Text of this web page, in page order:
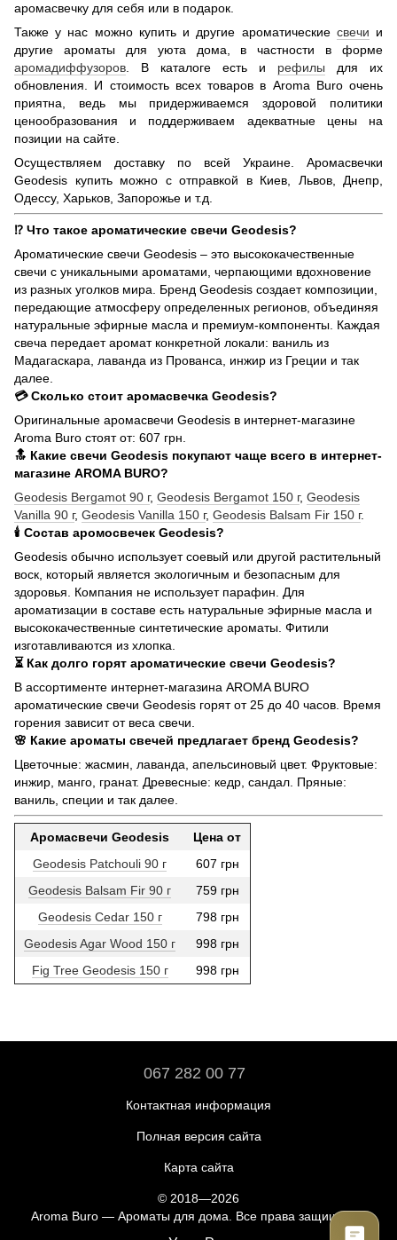
аромасвечку для себя или в подарок.
Также у нас можно купить и другие ароматические свечи и
другие ароматы для уюта дома, в частности в форме
аромадиффузоров. В каталоге есть и рефилы для их
обновления. И стоимость всех товаров в Aroma Buro очень
приятна, ведь мы придерживаемся здоровой политики
ценообразования и поддерживаем адекватные цены на
позиции на сайте.
Осуществляем доставку по всей Украине. Аромасвечки
Geodesis купить можно с отправкой в ​​Киев, Львов, Днепр,
Одессу, Харьков, Запорожье и т.д.
⁉️ Что такое ароматические свечи Geodesis?
Ароматические свечи Geodesis – это высококачественные
свечи с уникальными ароматами, черпающими вдохновение
из разных уголков мира. Бренд Geodesis создает композиции,
передающие атмосферу определенных регионов, объединяя
натуральные эфирные масла и премиум-компоненты. Каждая
свеча передает аромат конкретной локали: ваниль из
Мадагаскара, лаванда из Прованса, инжир из Греции и так
далее.
💳 Сколько стоит аромасвечка Geodesis?
Оригинальные аромасвечи Geodesis в интернет-магазине
Aroma Buro стоят от: 607 грн.
🔝 Какие свечи Geodesis покупают чаще всего в интернет-
магазине AROMA BURO?
Geodesis Bergamot 90 г, Geodesis Bergamot 150 г, Geodesis
Vanilla 90 г, Geodesis Vanilla 150 г, Geodesis Balsam Fir 150 г.
🕯️ Состав аромосвечек Geodesis?
Geodesis обычно использует соевый или другой растительный
воск, который является экологичным и безопасным для
здоровья. Компания не использует парафин. Для
ароматизации в составе есть натуральные эфирные масла и
высококачественные синтетические ароматы. Фитили
изготавливаются из хлопка.
⏳ Как долго горят ароматические свечи Geodesis?
В ассортименте интернет-магазина AROMA BURO
ароматические свечи Geodesis горят от 25 до 40 часов. Время
горения зависит от веса свечи.
🌸 Какие ароматы свечей предлагает бренд Geodesis?
Цветочные: жасмин, лаванда, апельсиновый цвет. Фруктовые:
инжир, манго, гранат. Древесные: кедр, сандал. Пряные:
ваниль, специи и так далее.
Аромасвечи Geodesis
Цена от
Geodesis Patchouli 90 г
607 грн
Geodesis Balsam Fir 90 г
759 грн
Geodesis Cedar 150 г
798 грн
Geodesis Agar Wood 150 г
998 грн
Fig Tree Geodesis 150 г
998 грн
067 282 00 77
Контактная информация
Полная версия сайта
Карта сайта
© 2018—2026
Aroma Buro — Ароматы для дома. Все права защищены.